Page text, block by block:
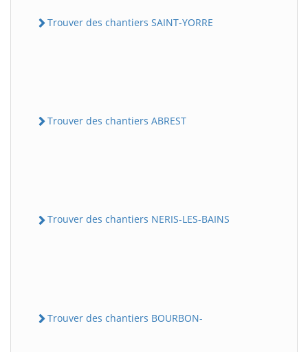
Trouver des chantiers SAINT-YORRE
Trouver des chantiers ABREST
Trouver des chantiers NERIS-LES-BAINS
Trouver des chantiers BOURBON-